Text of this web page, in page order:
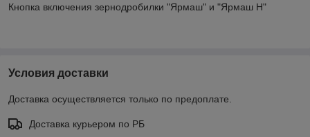
Кнопка включения зернодробилки "Ярмаш" и "Ярмаш Н"
Условия доставки
Доставка осуществляется только по предоплате.
Доставка курьером по РБ